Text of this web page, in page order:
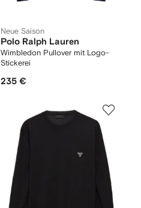
Neue Saison
Polo Ralph Lauren
Wimbledon Pullover mit Logo-
Stickerei
235 €